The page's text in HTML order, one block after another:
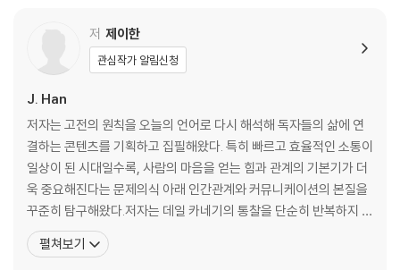
충분하다’는 삶의 기술 / 무리하지 않고 삶을 즐기는 법
* 쇼펜하우어에게 배우는 삶의 자세
나이 들수록 삶은 더 선명해진다 - 111
1부 | 젊음과 나이의 진정한 의미 - 113
젊음이 놓친 삶의 본질 / 나이가 들어야 깨닫는 진짜 가치 / 쇼펜하우어가
말하는 나이가 들어가는것의 축복 / 나이를 받아들이는 태도
* 쇼펜하우어에게 배우는 삶의 자세
2부 | 내려놓아야 비로소 보이는 것들 - 125
젊음의 집착에서 벗어나기 / 나이가 들면 중요해지는 것들 / 인생 후반에
저 제이한
관심작가 알림신청
J. Han
저자는 고전의 원칙을 오늘의 언어로 다시 해석해 독자들의 삶에 연
결하는 콘텐츠를 기획하고 집필해왔다. 특히 빠르고 효율적인 소통이
일상이 된 시대일수록, 사람의 마음을 얻는 힘과 관계의 기본기가 더
욱 중요해진다는 문제의식 아래 인간관계와 커뮤니케이션의 본질을
꾸준히 탐구해왔다.저자는 데일 카네기의 통찰을 단순히 반복하지 않
는다. AI와 디지털 기술이 인간의 대화 방식과 감정 표현, 협업의 구조
까지 바꾸고 있는 오늘의 현실 속에서, 여전히 유효한 관계의 원칙이
펼쳐보기